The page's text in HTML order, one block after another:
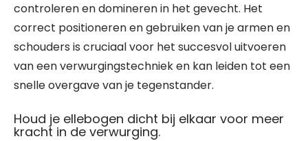
controleren en domineren in het gevecht. Het
correct positioneren en gebruiken van je armen en
schouders is cruciaal voor het succesvol uitvoeren
van een verwurgingstechniek en kan leiden tot een
snelle overgave van je tegenstander.
Houd je ellebogen dicht bij elkaar voor meer
kracht in de verwurging.